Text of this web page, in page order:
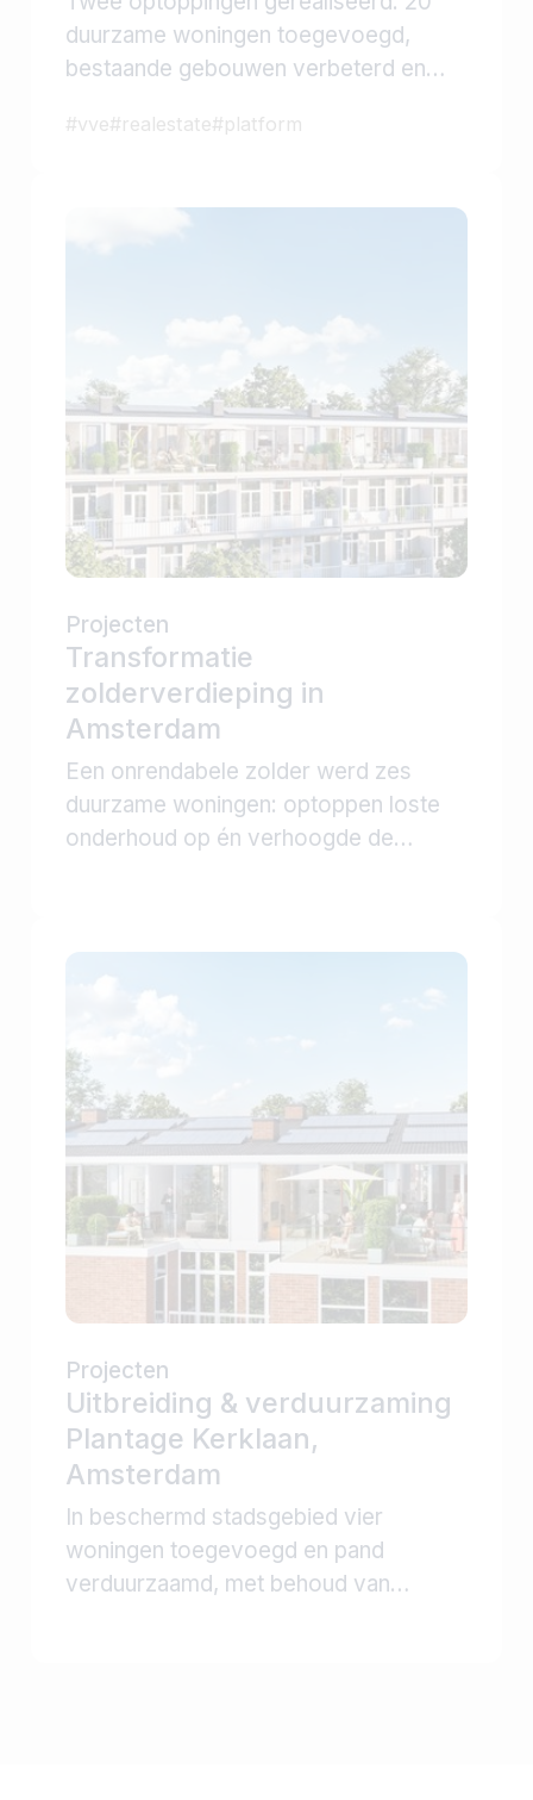
duurzame woningen toegevoegd,
bestaande gebouwen verbeterd en
toekomstige stedelijke transformatie.
#vve#realestate#platform
Projecten
Transformatie
zolderverdieping in
Amsterdam
Een onrendabele zolder werd zes
duurzame woningen: optoppen loste
onderhoud op én verhoogde de
Projecten
Uitbreiding & verduurzaming
Plantage Kerklaan,
Amsterdam
In beschermd stadsgebied vier
woningen toegevoegd en pand
verduurzaamd, met behoud van